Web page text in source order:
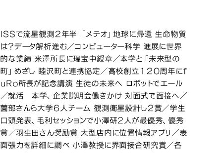
ＩＳＳで流星観測２年半 「メテオ」地球に帰還 生命物質
は？データ解析進む／コンピューター科学 進展に世界
的な業績 米澤所長に瑞宝中綬章／本学と「未来型の
町」めざし 睦沢町と連携協定／高校創立１２０周年にｆ
ｕＲｏ所長が記念講演 生徒の未来へ ロボットでエール
／就活 本学、企業説明会働きかけ 対面式で面接へ／
薗部さんら大学６人チーム 観測衛星設計し２賞／学生
口頭発表、毛利セッションで小澤研２人が最優秀、優秀
賞／羽生田さん奨励賞 大型店内に位置情報アプリ／表
面張力を詳細に調べ 小澤教授に界面接合研究賞／各